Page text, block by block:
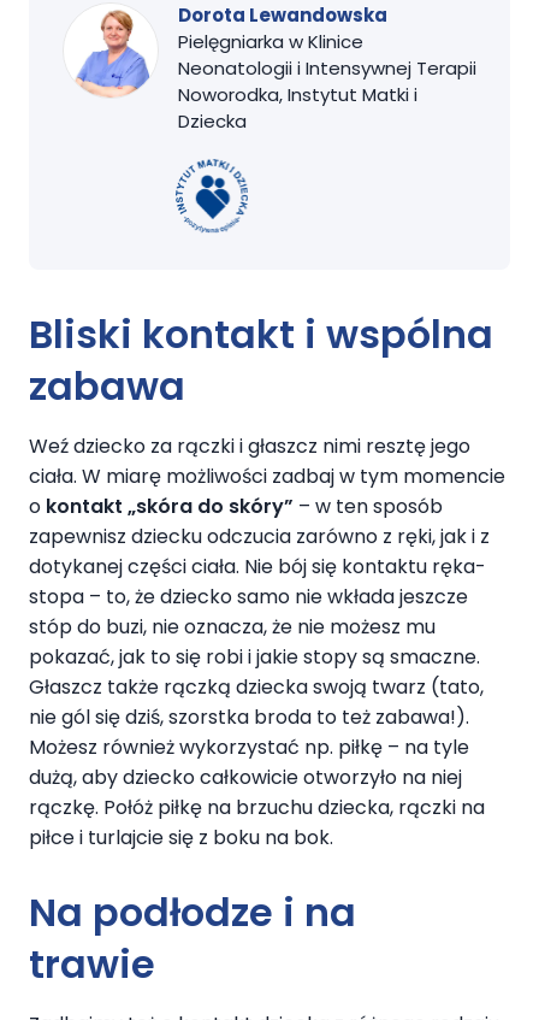
Dorota Lewandowska
Pielęgniarka w Klinice
Neonatologii i Intensywnej Terapii
Noworodka, Instytut Matki i
Dziecka
Bliski kontakt i wspólna
zabawa
Weź dziecko za rączki i głaszcz nimi resztę jego
ciała. W miarę możliwości zadbaj w tym momencie
o kontakt „skóra do skóry” – w ten sposób
zapewnisz dziecku odczucia zarówno z ręki, jak i z
dotykanej części ciała. Nie bój się kontaktu ręka-
stopa – to, że dziecko samo nie wkłada jeszcze
stóp do buzi, nie oznacza, że nie możesz mu
pokazać, jak to się robi i jakie stopy są smaczne.
Głaszcz także rączką dziecka swoją twarz (tato,
nie gól się dziś, szorstka broda to też zabawa!).
Możesz również wykorzystać np. piłkę – na tyle
dużą, aby dziecko całkowicie otworzyło na niej
rączkę. Połóż piłkę na brzuchu dziecka, rączki na
piłce i turlajcie się z boku na bok.
Na podłodze i na
trawie